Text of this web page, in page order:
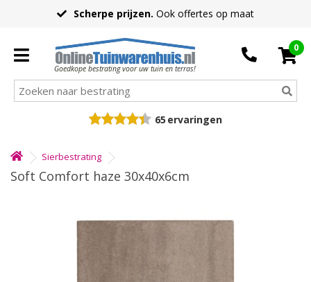
Scherpe prijzen. Ook offertes op maat
Goedkope bestrating voor uw tuin en terras!
0
65 ervaringen
Sierbestrating
Soft Comfort haze 30x40x6cm